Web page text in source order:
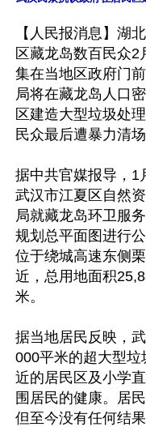
【人民报消息】湖
区藏龙岛数百民众2
集在当地区政府门
局将在藏龙岛人口
区建造大型垃圾处
民众最后遭暴力清场
据中共官媒报导，1
武汉市江夏区自然
局就藏龙岛环卫服
规划总平面图进行
位于绕城高速东侧
近，总用地面积
米。
据当地居民反映，
000平米的超大型
近的居民区及小学
围居民的健康。居
但至今没有任何结